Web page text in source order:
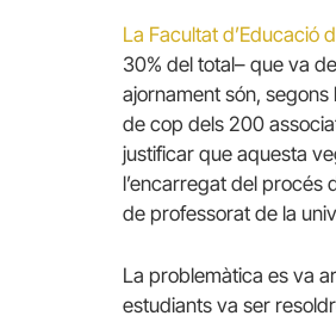
La Facultat d’Educació
30% del total– que va
ajornament són,
de cop dels 200
justificar que aquesta
l’encarregat del procés
de professorat de la
La problemàtica es va
estudiants va ser